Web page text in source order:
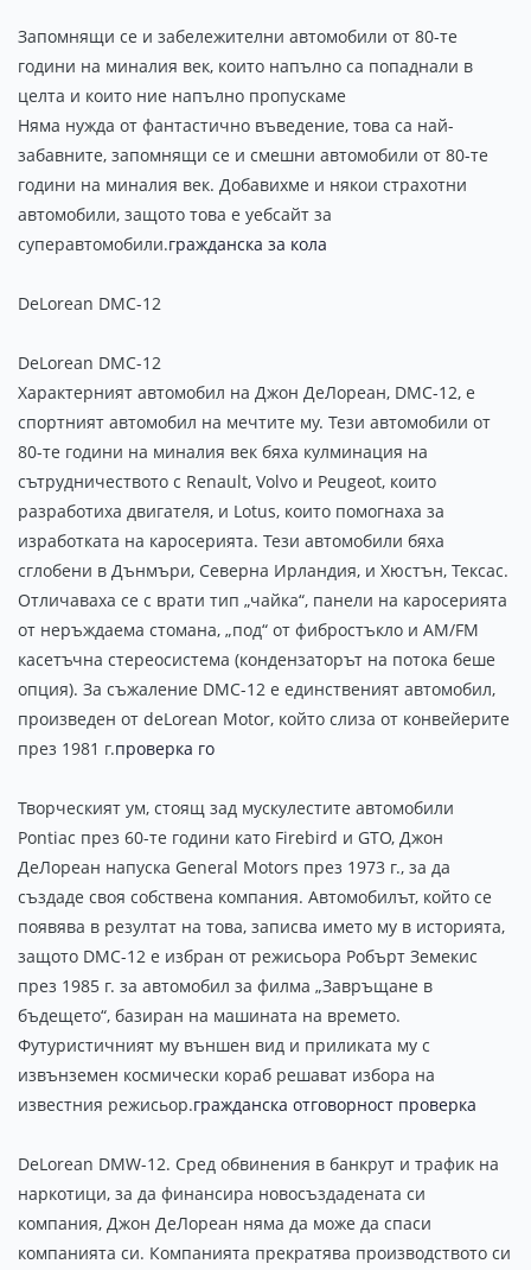
Запомнящи се и забележителни автомобили от 80-те
години на миналия век, които напълно са попаднали в
целта и които ние напълно пропускаме
Няма нужда от фантастично въведение, това са най-
забавните, запомнящи се и смешни автомобили от 80-те
години на миналия век. Добавихме и някои страхотни
автомобили, защото това е уебсайт за
суперавтомобили.гражданска за кола
DeLorean DMC-12
DeLorean DMC-12
Характерният автомобил на Джон ДеЛореан, DMC-12, е
спортният автомобил на мечтите му. Тези автомобили от
80-те години на миналия век бяха кулминация на
сътрудничеството с Renault, Volvo и Peugeot, които
разработиха двигателя, и Lotus, които помогнаха за
изработката на каросерията. Тези автомобили бяха
сглобени в Дънмъри, Северна Ирландия, и Хюстън, Тексас.
Отличаваха се с врати тип „чайка“, панели на каросерията
от неръждаема стомана, „под“ от фибростъкло и AM/FM
касетъчна стереосистема (кондензаторът на потока беше
опция). За съжаление DMC-12 е единственият автомобил,
произведен от deLorean Motor, който слиза от конвейерите
през 1981 г.проверка го
Творческият ум, стоящ зад мускулестите автомобили
Pontiac през 60-те години като Firebird и GTO, Джон
ДеЛореан напуска General Motors през 1973 г., за да
създаде своя собствена компания. Автомобилът, който се
появява в резултат на това, записва името му в историята,
защото DMC-12 е избран от режисьора Робърт Земекис
през 1985 г. за автомобил за филма „Завръщане в
бъдещето“, базиран на машината на времето.
Футуристичният му външен вид и приликата му с
извънземен космически кораб решават избора на
известния режисьор.гражданска отговорност проверка
DeLorean DMW-12. Сред обвинения в банкрут и трафик на
наркотици, за да финансира новосъздадената си
компания, Джон ДеЛореан няма да може да спаси
компанията си. Компанията прекратява производството си